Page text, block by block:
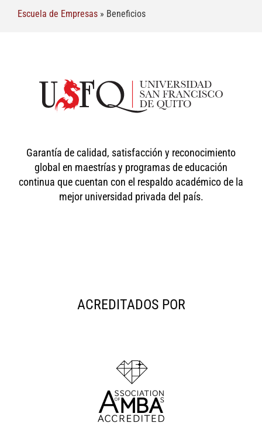
Escuela de Empresas » Beneficios
Garantía de calidad, satisfacción y reconocimiento
global en maestrías y programas de educación
continua que cuentan con el respaldo académico de la
mejor universidad privada del país.
ACREDITADOS POR